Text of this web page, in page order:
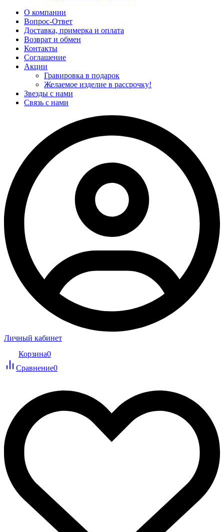
О компании
Вопрос-Ответ
Доставка, примерка и оплата
Возврат и обмен
Контакты
Соглашение
Акции
Гравировка в подарок
Желаемое изделие в рассрочку!
Звезды с нами
Связь с нами
Личный кабинет
Корзина0
Сравнение0